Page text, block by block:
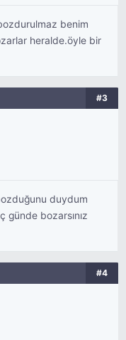
benim
heralde.öyle bir
#3
duydum
bozarsınız
#4